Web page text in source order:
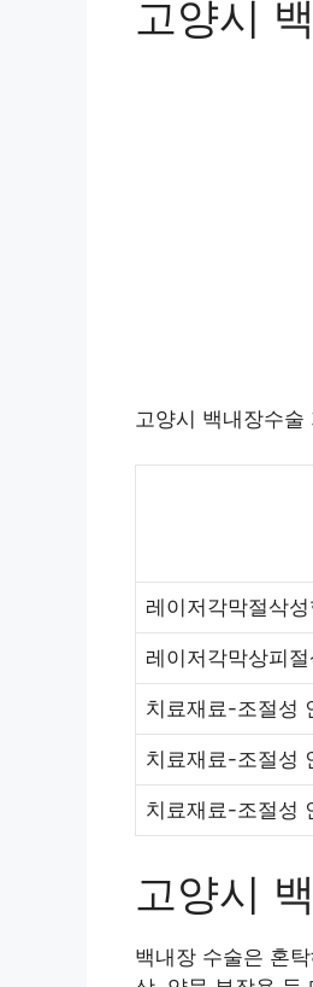
고양시
고양시 백내장수
레이저각막절삭
레이저각막상피
치료재료-조절성
치료재료-조절성
치료재료-조절성
고양시
백내장 수술은 혼